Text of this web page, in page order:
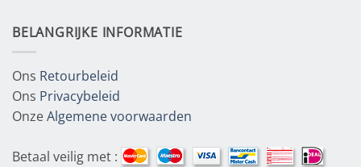
BELANGRIJKE INFORMATIE
Ons Retourbeleid
Ons Privacybeleid
OnzeAlgemene voorwaarden
Betaal veilig met :